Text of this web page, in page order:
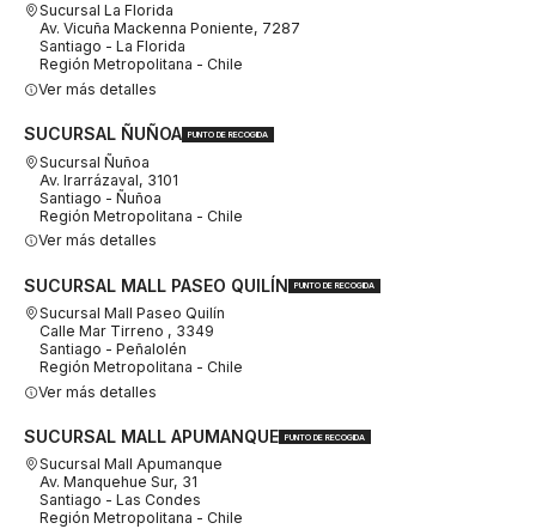
Sucursal La Florida
Av. Vicuña Mackenna Poniente, 7287
Santiago - La Florida
Región Metropolitana - Chile
Ver más detalles
SUCURSAL ÑUÑOA PUNTO DE RECOGIDA
Sucursal Ñuñoa
Av. Irarrázaval, 3101
Santiago - Ñuñoa
Región Metropolitana - Chile
Ver más detalles
SUCURSAL MALL PASEO QUILÍN PUNTO DE RECOGIDA
Sucursal Mall Paseo Quilín
Calle Mar Tirreno , 3349
Santiago - Peñalolén
Región Metropolitana - Chile
Ver más detalles
SUCURSAL MALL APUMANQUE PUNTO DE RECOGIDA
Sucursal Mall Apumanque
Av. Manquehue Sur, 31
Santiago - Las Condes
Región Metropolitana - Chile